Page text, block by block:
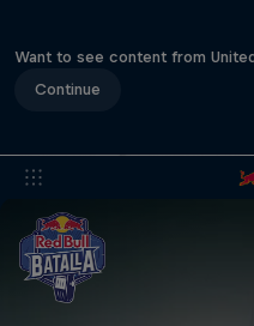
Want to see content from
Continue